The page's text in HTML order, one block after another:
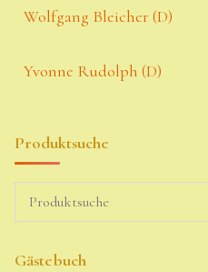
Wolfgang Bleicher (D)
Yvonne Rudolph (D)
Produktsuche
Gästebuch